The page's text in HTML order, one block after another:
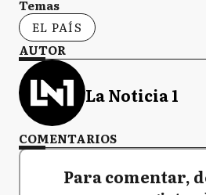
Temas
EL PAÍS
AUTOR
La Noticia 1
COMENTARIOS
Para comentar,